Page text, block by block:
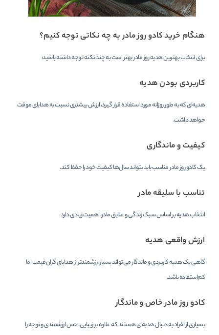
هنگام خرید کادو روز مادر به چه نکاتی توجه کنیم؟
برای انتخاب بهترین هدیه روز مادر بهتر است به چند نکته توجه داشته باشید:
کاربردی بودن هدیه
هدیه‌ای که به طور روزانه مورد استفاده قرار گیرد، ارزش بیشتری نسبت به هدایای موقت
خواهد داشت.
کیفیت و ماندگاری
یک کادو روز مادر مناسب باید بتواند سال‌ها کیفیت خود را حفظ کند.
تناسب با سلیقه مادر
انتخاب هدیه بر اساس سبک زندگی و علایق مادر، اهمیت زیادی دارد.
ارزش واقعی هدیه
گاهی یک هدیه کاربردی و ماندگار می‌تواند بسیار ارزشمندتر از هدایای گران‌قیمت اما
کم‌استفاده باشد.
کادو روز مادر خاص و ماندگار
بسیاری از افراد به دنبال هدیه‌ای هستند که علاوه بر زیبایی، حس ارزشمندی و توجه را